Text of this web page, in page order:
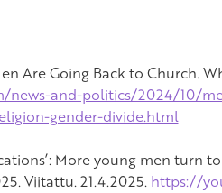
Are Going Back to Church.
news-and-politics/2024/10/
gender-divide.html
More young men turn
Viitattu. 21.4.2025. https://